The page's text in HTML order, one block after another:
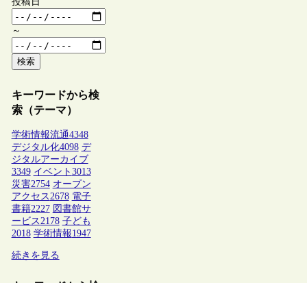
～
検索
キーワードから検
索（テーマ）
学術情報流通4348
デジタル化4098 デ
ジタルアーカイブ
3349 イベント 3013
災害2754 オープン
アクセス 2678 電子
書籍2227 図書館サ
ービス 2178 子ども
2018 学術情報1947
続きを見る